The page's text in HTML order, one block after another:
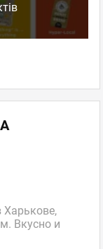
Вкусно и